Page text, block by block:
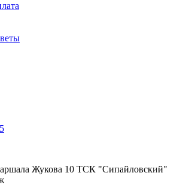
Жукова 10 ТСК "Сипайловский"